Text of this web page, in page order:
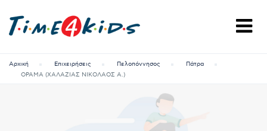
Αρχική Επιχειρήσεις Πελοπόννησος
Πάτρα
ΟΡΑΜΑ (ΧΑΛΑΖΙΑΣ ΝΙΚΟΛΑΟΣ Α.)